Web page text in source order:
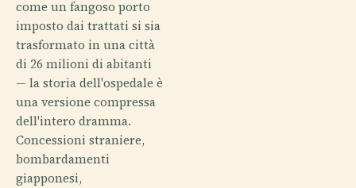
come un fangoso porto
imposto dai trattati si sia
trasformato in una città
di 26 milioni di abitanti
— la storia dell'ospedale è
una versione compressa
dell'intero dramma.
Concessioni straniere,
bombardamenti
giapponesi,